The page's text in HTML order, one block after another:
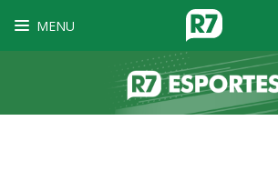
MENU